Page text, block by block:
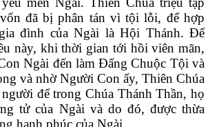
đã bị phân tán vì tội lỗi, để hợp
đình của Ngài là Hội Thánh. Để
này, khi thời gian tới hồi viên mãn,
Ngài đến làm Đấng Chuộc Tội và
và nhờ Người Con ấy, Thiên Chúa
để trong Chúa Thánh Thần, họ
tử của Ngài và do đó, được thừa
hạnh phúc của Ngài.